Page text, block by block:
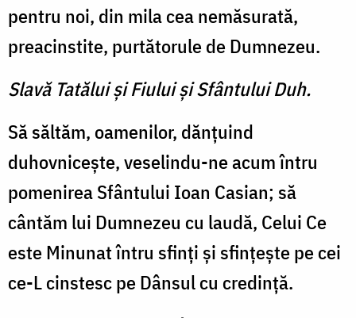
pentru noi, din mila cea nemăsurată,
preacinstite, purtătorule de Dumnezeu.
Slavă Tatălui şi Fiului şi Sfântului Duh.
Să săltăm, oamenilor, dănţuind
duhovniceşte, veselindu-ne acum întru
pomenirea Sfântului Ioan Casian; să
cântăm lui Dumnezeu cu laudă, Celui Ce
este Minunat întru sfinţi şi sfinţeşte pe cei
ce-L cinstesc pe Dânsul cu credinţă.